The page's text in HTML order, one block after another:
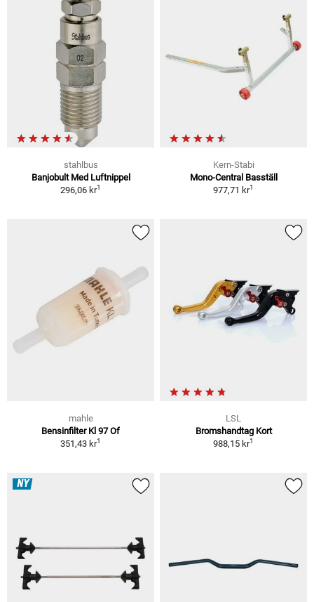
stahlbus
Banjobult Med Luftnippel
296,06 kr1
Kern-Stabi
Mono-Central Basställ
977,71 kr1
mahle
Bensinfilter Kl 97 Of
351,43 kr1
LSL
Bromshandtag Kort
988,15 kr1
NY